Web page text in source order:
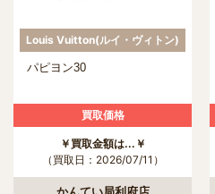
Louis Vuitton(ルイ・ヴィトン)
パピヨン30
買取価格
￥買取金額は...￥
（買取日：2026/07/11）